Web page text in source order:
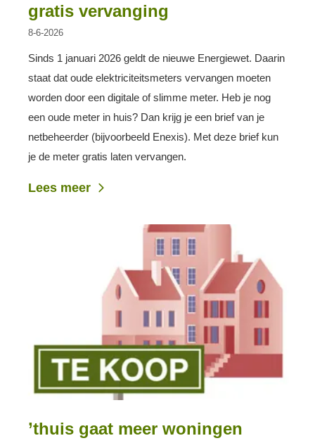
gratis vervanging
8-6-2026
Sinds 1 januari 2026 geldt de nieuwe Energiewet. Daarin
staat dat oude elektriciteitsmeters vervangen moeten
worden door een digitale of slimme meter. Heb je nog
een oude meter in huis? Dan krijg je een brief van je
netbeheerder (bijvoorbeeld Enexis). Met deze brief kun
je de meter gratis laten vervangen.
Lees meer
’thuis gaat meer woningen